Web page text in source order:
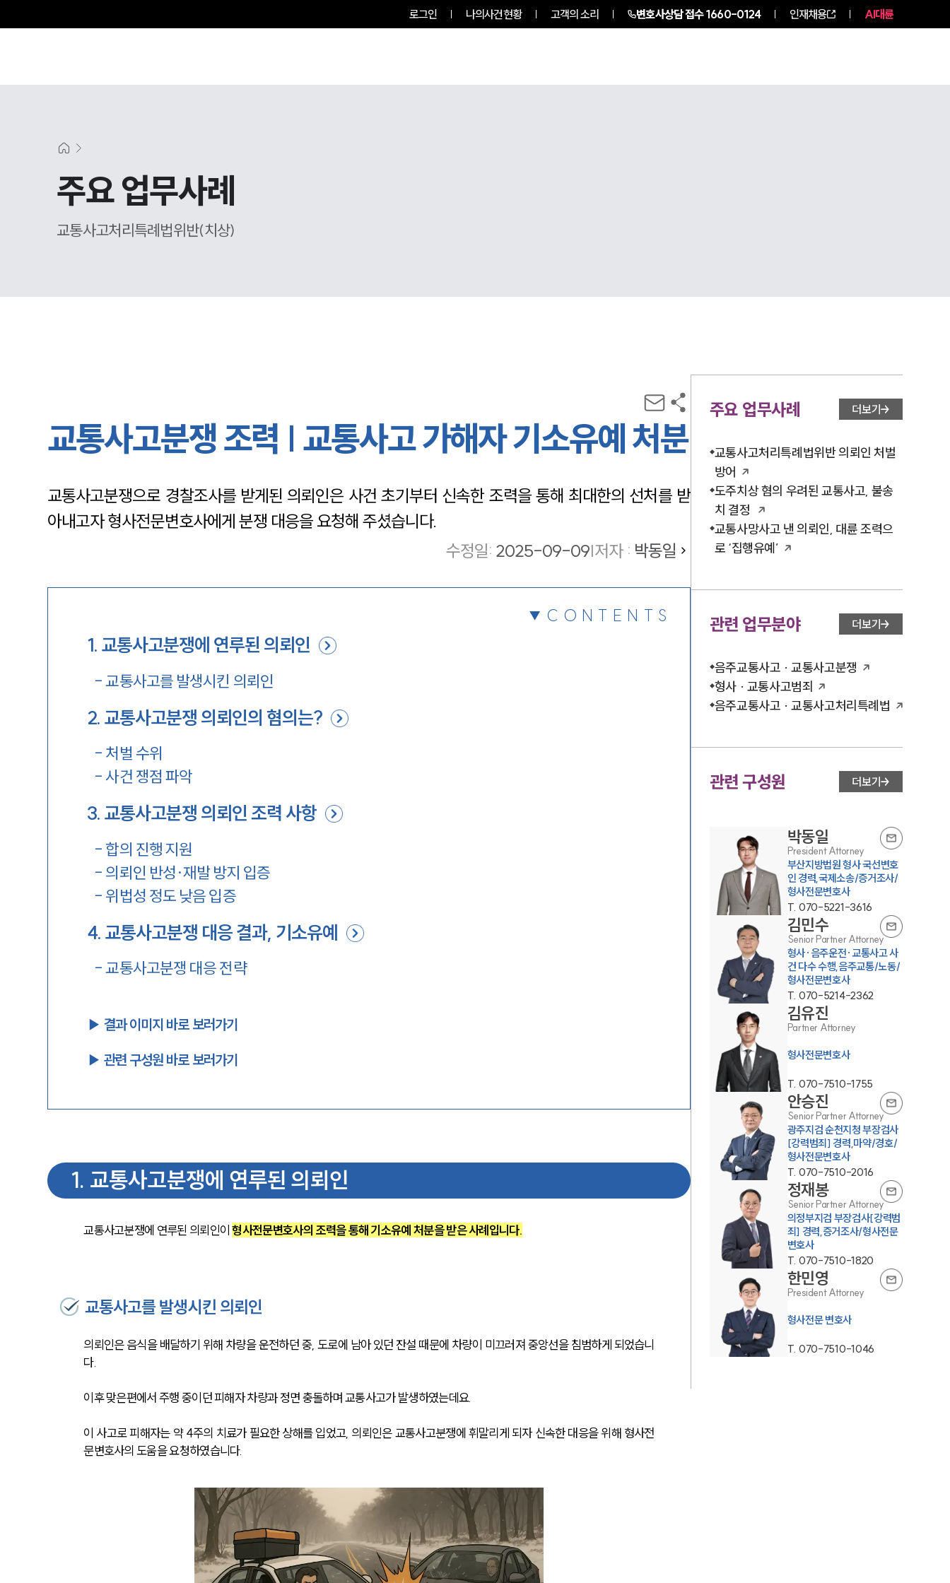
로그인 나의사건현황 고객의 소리 변호사상담 접수1660-0124 인재채용 AI대륜
그룹소개
그룹소개
대륜의 강점
오시는 길
글로벌 파트너 로펌
고객의 소리
통합검색
AI대륜
업무사례
주요 업무사례
교통사고처리특례법위반(치상)
교통사고분쟁 조력 | 교통사고 가해자 기소유예 처분
교통사고분쟁으로 경찰조사를 받게된 의뢰인은 사건 초기부터 신속한 조력을 통해 최대한의 선처를 받
아내고자 형사전문변호사에게 분쟁 대응을 요청해 주셨습니다.
수정일: 2025-09-09|저자 : 박동일
CONTENTS
1. 교통사고분쟁에 연루된 의뢰인
-교통사고를 발생시킨 의뢰인
2. 교통사고분쟁 의뢰인의 혐의는?
- 처벌 수위
-사건 쟁점 파악
3. 교통사고분쟁 의뢰인 조력 사항
- 합의 진행 지원
- 의뢰인 반성·재발 방지 입증
- 위법성 정도 낮음 입증
4. 교통사고분쟁 대응 결과, 기소유예
-교통사고분쟁 대응 전략
▶︎ 결과 이미지 바로 보러가기
▶︎ 관련 구성원 바로 보러가기
1. 교통사고분쟁에 연루된 의뢰인
교통사고분쟁에 연루된 의뢰인이 형사전문변호사의 조력을 통해 기소유예 처분을 받은 사례입니다.
교통사고를 발생시킨 의뢰인
의뢰인은 음식을 배달하기 위해 차량을 운전하던 중, 도로에 남아 있던 잔설 때문에 차량이 미끄러져 중앙선을 침범하게 되었습니
다.
이후 맞은편에서 주행 중이던 피해자 차량과 정면 충돌하며 교통사고가 발생하였는데요.
이 사고로 피해자는 약 4주의 치료가 필요한 상해를 입었고, 의뢰인은 교통사고분쟁에 휘말리게 되자 신속한 대응을 위해 형사전
문변호사의 도움을 요청하였습니다.
주요 업무사례 더보기
교통사고처리특례법위반 의뢰인 처벌
방어
도주치상 혐의 우려된 교통사고, 불송
치 결정
교통사망사고 낸 의뢰인, 대륜 조력으
로 ‘집행유예’
관련 업무분야 더보기
음주교통사고 · 교통사고분쟁
형사 · 교통사고범죄
음주교통사고 · 교통사고처리특례법
관련 구성원 더보기
박동일
President Attorney
부산지방법원 형사 국선변호
인 경력,국제소송/증거조사/
형사전문변호사
T. 070-5221-3616
김민수
Senior Partner Attorney
형사·음주운전·교통사고 사
건 다수 수행,음주교통/노동/
형사전문변호사
T. 070-5214-2362
김유진
Partner Attorney
형사전문변호사
T. 070-7510-1755
안승진
Senior Partner Attorney
광주지검 순천지청 부장검사
[강력범죄] 경력,마약/경호/
형사전문변호사
T. 070-7510-2016
정재봉
Senior Partner Attorney
의정부지검 부장검사[강력범
죄] 경력,증거조사/형사전문
변호사
T. 070-7510-1820
한민영
President Attorney
형사전문 변호사
T. 070-7510-1046